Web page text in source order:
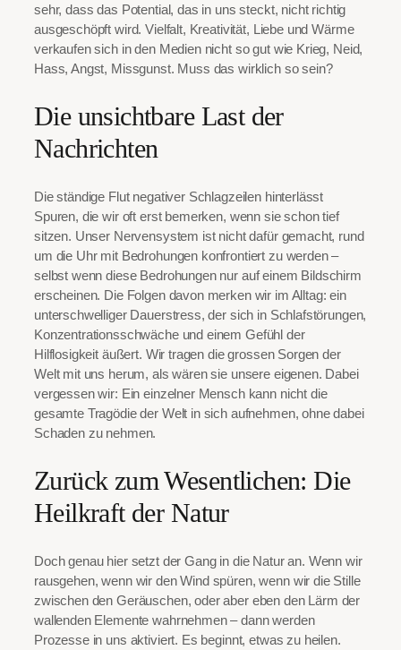
sehr, dass das Potential, das in uns steckt, nicht richtig
ausgeschöpft wird. Vielfalt, Kreativität, Liebe und Wärme
verkaufen sich in den Medien nicht so gut wie Krieg, Neid,
Hass, Angst, Missgunst. Muss das wirklich so sein?
Die unsichtbare Last der
Nachrichten
Die ständige Flut negativer Schlagzeilen hinterlässt
Spuren, die wir oft erst bemerken, wenn sie schon tief
sitzen. Unser Nervensystem ist nicht dafür gemacht, rund
um die Uhr mit Bedrohungen konfrontiert zu werden –
selbst wenn diese Bedrohungen nur auf einem Bildschirm
erscheinen. Die Folgen davon merken wir im Alltag: ein
unterschwelliger Dauerstress, der sich in Schlafstörungen,
Konzentrationsschwäche und einem Gefühl der
Hilflosigkeit äußert. Wir tragen die grossen Sorgen der
Welt mit uns herum, als wären sie unsere eigenen. Dabei
vergessen wir: Ein einzelner Mensch kann nicht die
gesamte Tragödie der Welt in sich aufnehmen, ohne dabei
Schaden zu nehmen.
Zurück zum Wesentlichen: Die
Heilkraft der Natur
Doch genau hier setzt der Gang in die Natur an. Wenn wir
rausgehen, wenn wir den Wind spüren, wenn wir die Stille
zwischen den Geräuschen, oder aber eben den Lärm der
wallenden Elemente wahrnehmen – dann werden
Prozesse in uns aktiviert. Es beginnt, etwas zu heilen.